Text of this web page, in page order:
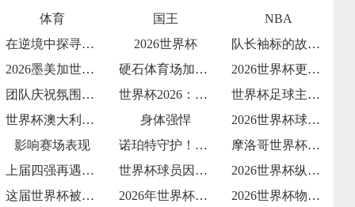
体育 国王
NBA
在逆境中探寻破局之光
2026世界杯
队长袖标的故事传承与责任
2026墨美加世界杯：48队赛制下种子队
硬石体育场加勒比海季风期的排水系统测试：
2026世界杯更衣室狂欢视频流出
团队庆祝氛围拉满
世界杯2026：哪支球队的“战术执行力”
世界杯足球主题夏令营报名火爆
世界杯澳大利亚：亚洲袋鼠
身体强悍
2026世界杯球队内讧传闻
影响赛场表现
诺珀特守护！32 岁荷兰门神世界杯屏障
摩洛哥世界杯淘汰赛赛程
上届四强再遇强敌
世界杯球员因发型像鸡冠被解说调侃
2026世界杯纵容天价票
这届世界杯被批贪婪
2026年世界杯：小组赛72场与淘汰赛3 2026世界杯物流中冷链餐食的三国检疫标